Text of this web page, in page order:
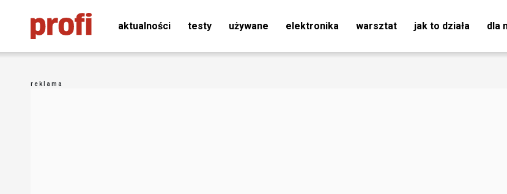
aktualności testy używane elektronika warsztat jak to działa dla